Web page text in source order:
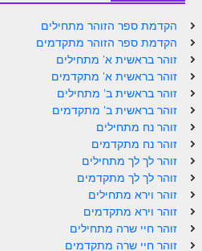
זוהר אחרי מות למתקדמים
הזוהר הקדוש – קדושים למתחילים
הזוהר הקדוש – קדושים למתקדמים
ספר הזוהר אמור השקפה
ספר הזוהר אמור מתקדמים
הזוהר הקדוש פרשת בהר למתחילים
הזוהר הקדוש פרשת בהר – מתקדמים
זוהר בחוקותי למתחילים
הקדמת ספר הזוהר מתחילים
הקדמת ספר הזוהר מתקדמים
זוהר בראשית א' מתחילים
זוהר בראשית א' מתקדמים
זוהר בראשית ב' מתחילים
זוהר בראשית ב' מתקדמים
זוהר נח מתחילים
זוהר נח מתקדמים
זוהר לך לך מתחילים
זוהר לך לך מתקדמים
זוהר וירא מתחילים
זוהר וירא מתקדמים
זוהר חיי שרה מתחילים
זוהר חיי שרה מתקדמים